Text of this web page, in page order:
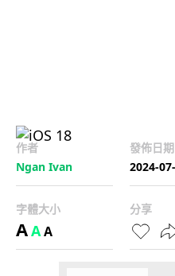
作者
Ngan Ivan
發佈日期
2024-
字體大小
AAA
分享